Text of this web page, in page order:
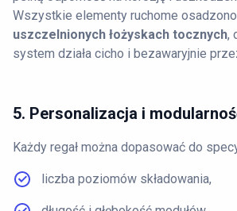
Wszystkie elementy ruchome
uszczelnionych łożyskach tocznych,
system działa cicho i bezawaryjnie
5. Personalizacja i
Każdy regał można dopasować do
liczba poziomów składowania,